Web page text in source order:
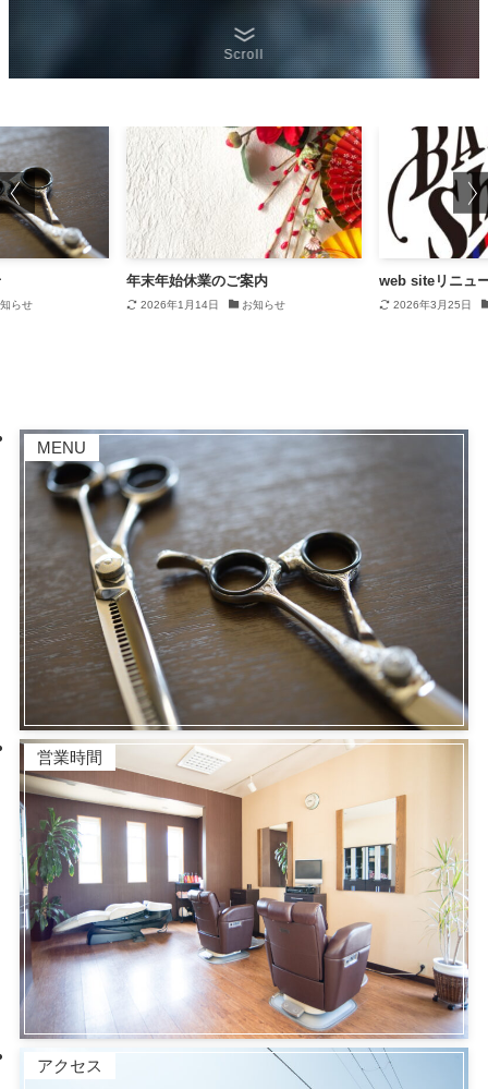
Scroll
らせ
年末年始休業のご案内
2026年1月14日 お知らせ
web siteリニュ
2026年3月25日
MENU
営業時間
アクセス